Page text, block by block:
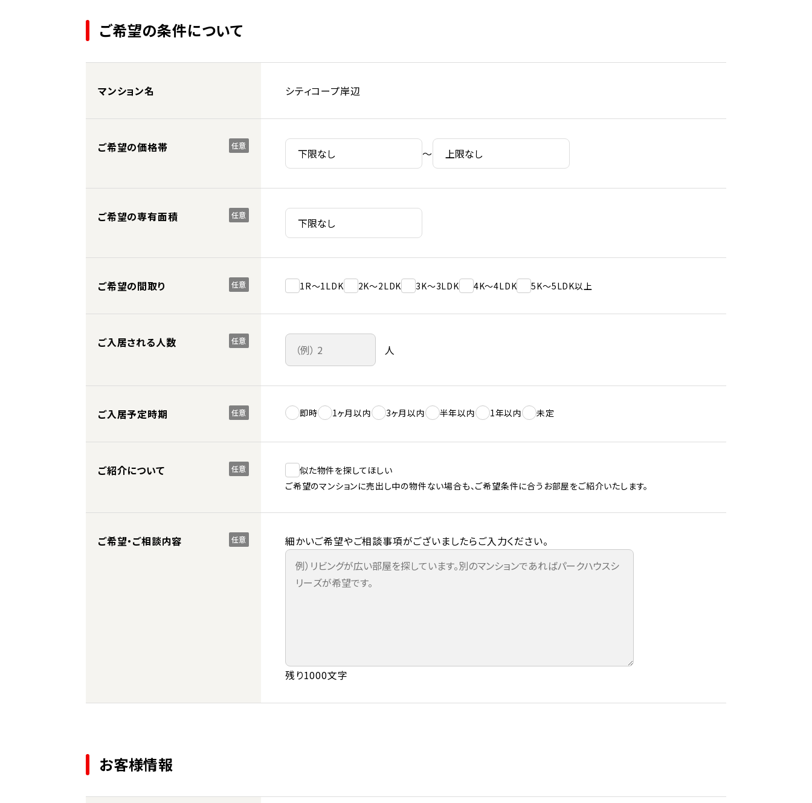
ご希望の条件について
マンション名 シティコープ岸辺
ご希望の価格帯 任意
～
ご希望の専有面積 任意
ご希望の間取り 任意 1R～1LDK 2K～2LDK 3K～3LDK 4K～4LDK 5K～5LDK以上
ご入居される人数 任意
人
ご入居予定時期 任意 即時 1ヶ月以内 3ヶ月以内 半年以内 1年以内 未定
ご紹介について 任意
似た物件を探してほしい
ご希望のマンションに売出し中の物件ない場合も、ご希望条件に合うお部屋をご紹介いたします。
ご希望・ご相談内容 任意 細かいご希望やご相談事項がございましたらご入力ください。
残り1000文字
お客様情報